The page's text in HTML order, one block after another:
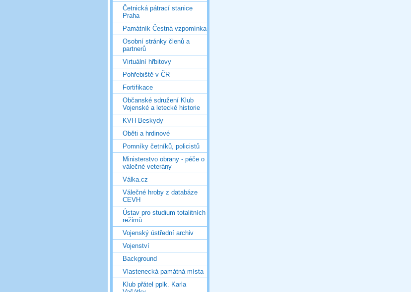
Četnická pátrací stanice
Praha
Památník Čestná vzpomínka
Osobní stránky členů a
partnerů
Virtuální hřbitovy
Pohřebiště v ČR
Fortifikace
Občanské sdružení Klub
Vojenské a letecké historie
KVH Beskydy
Oběti a hrdinové
Pomníky četníků, policistů
Ministerstvo obrany - péče o
válečné veterány
Válka.cz
Válečné hroby z databáze
CEVH
Ústav pro studium totalitních
režimů
Vojenský ústřední archiv
Vojenství
Background
Vlastenecká památná místa
Klub přátel pplk. Karla